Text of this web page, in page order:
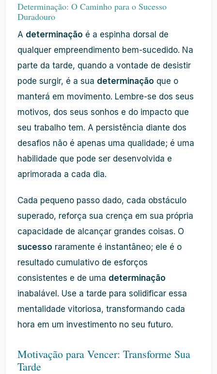
Determinação: O Caminho para o Sucesso
Duradouro
A determinação é a espinha dorsal de
qualquer empreendimento bem-sucedido. Na
parte da tarde, quando a vontade de desistir
pode surgir, é a sua determinação que o
manterá em movimento. Lembre-se dos seus
motivos, dos seus sonhos e do impacto que
seu trabalho tem. A persistência diante dos
desafios não é apenas uma qualidade; é uma
habilidade que pode ser desenvolvida e
aprimorada a cada dia.
Cada pequeno passo dado, cada obstáculo
superado, reforça sua crença em sua própria
capacidade de alcançar grandes coisas. O
sucesso raramente é instantâneo; ele é o
resultado cumulativo de esforços
consistentes e de uma determinação
inabalável. Use a tarde para solidificar essa
mentalidade vitoriosa, transformando cada
hora em um investimento no seu futuro.
Motivação para Vencer: Transforme Sua
Tarde